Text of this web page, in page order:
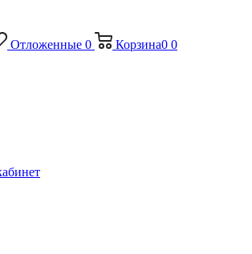
Отложенные 0 Корзина0 0